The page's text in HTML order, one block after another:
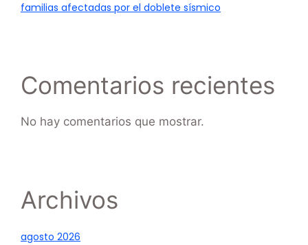
familias afectadas por el doblete sísmico
Comentarios recientes
No hay comentarios que mostrar.
Archivos
agosto 2026